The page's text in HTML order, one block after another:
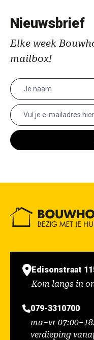
Nieuwsbrief
Elke week
mailbox!
Edisonstraat
Kom langs in
079-3310700
ma–vr
verdieping